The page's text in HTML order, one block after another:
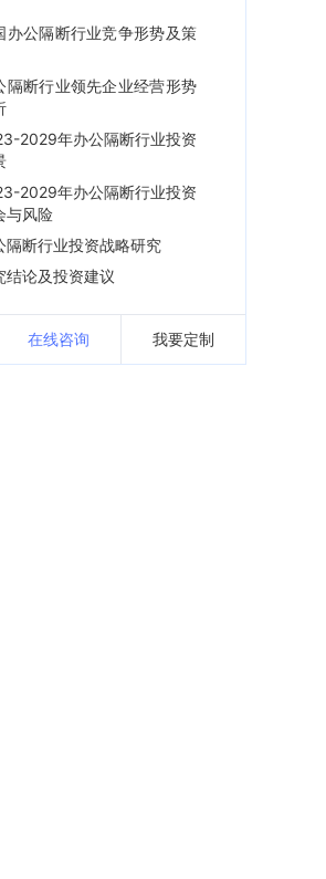
办公隔断行业竞争形势及策
隔断行业领先企业经营形势
2029年办公隔断行业投资
2029年办公隔断行业投资
与风险
隔断行业投资战略研究
结论及投资建议
在线咨询 我要定制